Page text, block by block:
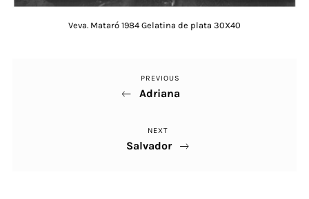
Veva. Mataró 1984 Gelatina de plata 30X40
Previous
Post
PREVIOUS
Adriana
Next
Post
NEXT
Salvador